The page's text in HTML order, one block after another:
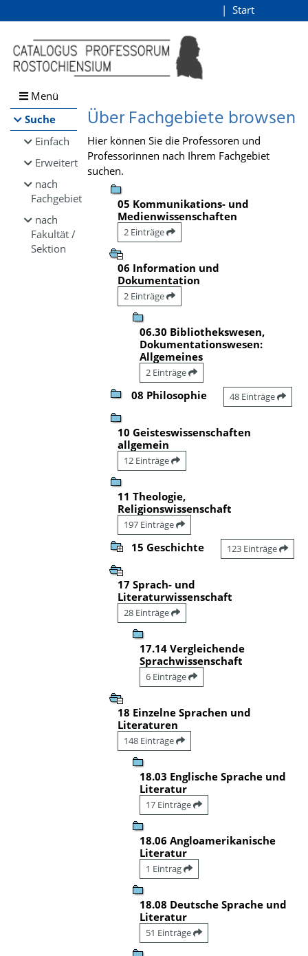
Browsen
direkt zum Inhalt
Start
Menü
Suche
Einfach
Erweitert
nach
Fachgebiet
nach
Fakultät /
Sektion
Über Fachgebiete browsen
Hier können Sie die Professoren und
Professorinnen nach Ihrem Fachgebiet
suchen.
05 Kommunikations- und
Medienwissenschaften
2 Einträge
06 Information und
Dokumentation
2 Einträge
06.30 Bibliothekswesen,
Dokumentationswesen:
Allgemeines
2 Einträge
08 Philosophie 48 Einträge
10 Geisteswissenschaften
allgemein
12 Einträge
11 Theologie,
Religionswissenschaft
197 Einträge
15 Geschichte 123 Einträge
17 Sprach- und
Literaturwissenschaft
28 Einträge
17.14 Vergleichende
Sprachwissenschaft
6 Einträge
18 Einzelne Sprachen und
Literaturen
148 Einträge
18.03 Englische Sprache und
Literatur
17 Einträge
18.06 Angloamerikanische
Literatur
1 Eintrag
18.08 Deutsche Sprache und
Literatur
51 Einträge